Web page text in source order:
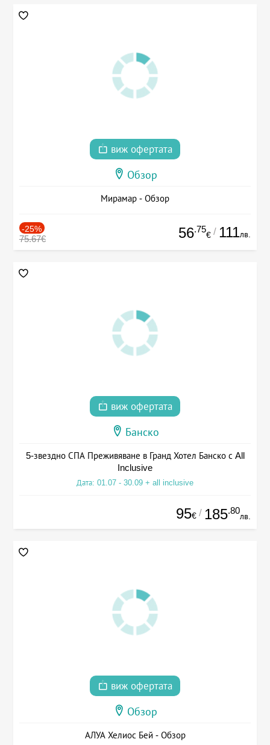
виж офертата
Обзор
Мирамар - Обзор
-25%
75.67€ 56.75
€ / 111лв.
виж офертата
Банско
5-звездно СПА Преживяване в Гранд Хотел Банско с All
Inclusive
Дата: 01.07 - 30.09 + all inclusive
95€ / 185.80
лв.
виж офертата
Обзор
АЛУА Хелиос Бей - Обзор